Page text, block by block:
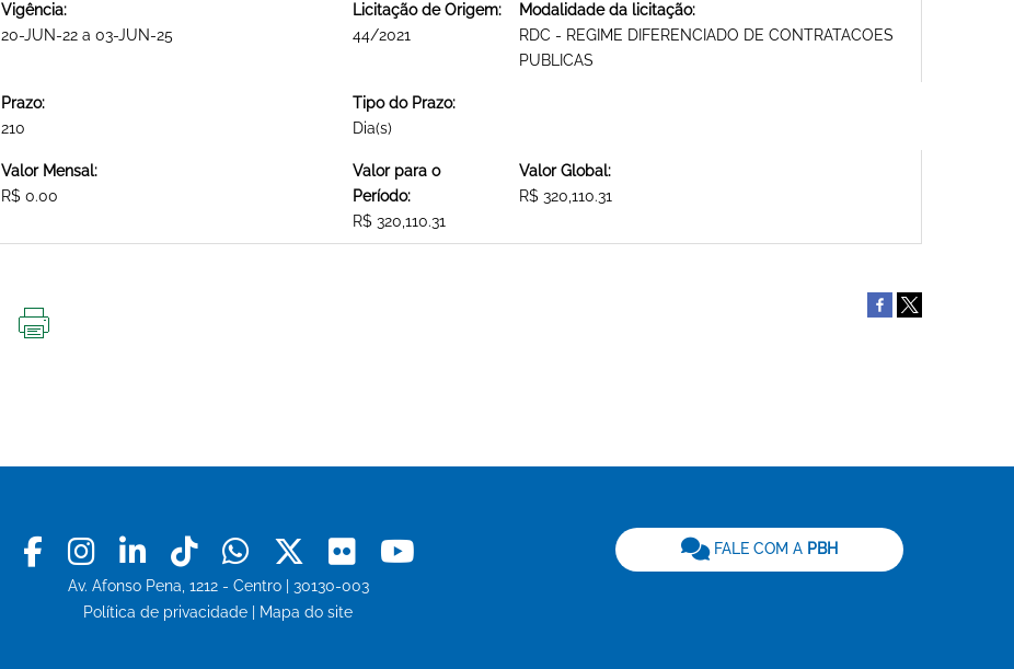
Vigência:
20-JUN-22 a 03-JUN-25
Licitação de Origem:
44/2021
Modalidade da licitação:
RDC - REGIME DIFERENCIADO DE CONTRATACOES
PUBLICAS
Prazo:
210
Tipo do Prazo:
Dia(s)
Valor Mensal:
R$ 0.00
Valor para o
Período:
R$ 320,110.31
Valor Global:
R$ 320,110.31
Facebook
Instagram
LinkedinTiktokWhatsapp
X Flickr
Av. Afonso Pena, 1212 - Centro | 30130-003
Política de privacidade
Mapa do site
FALE COM A PBH